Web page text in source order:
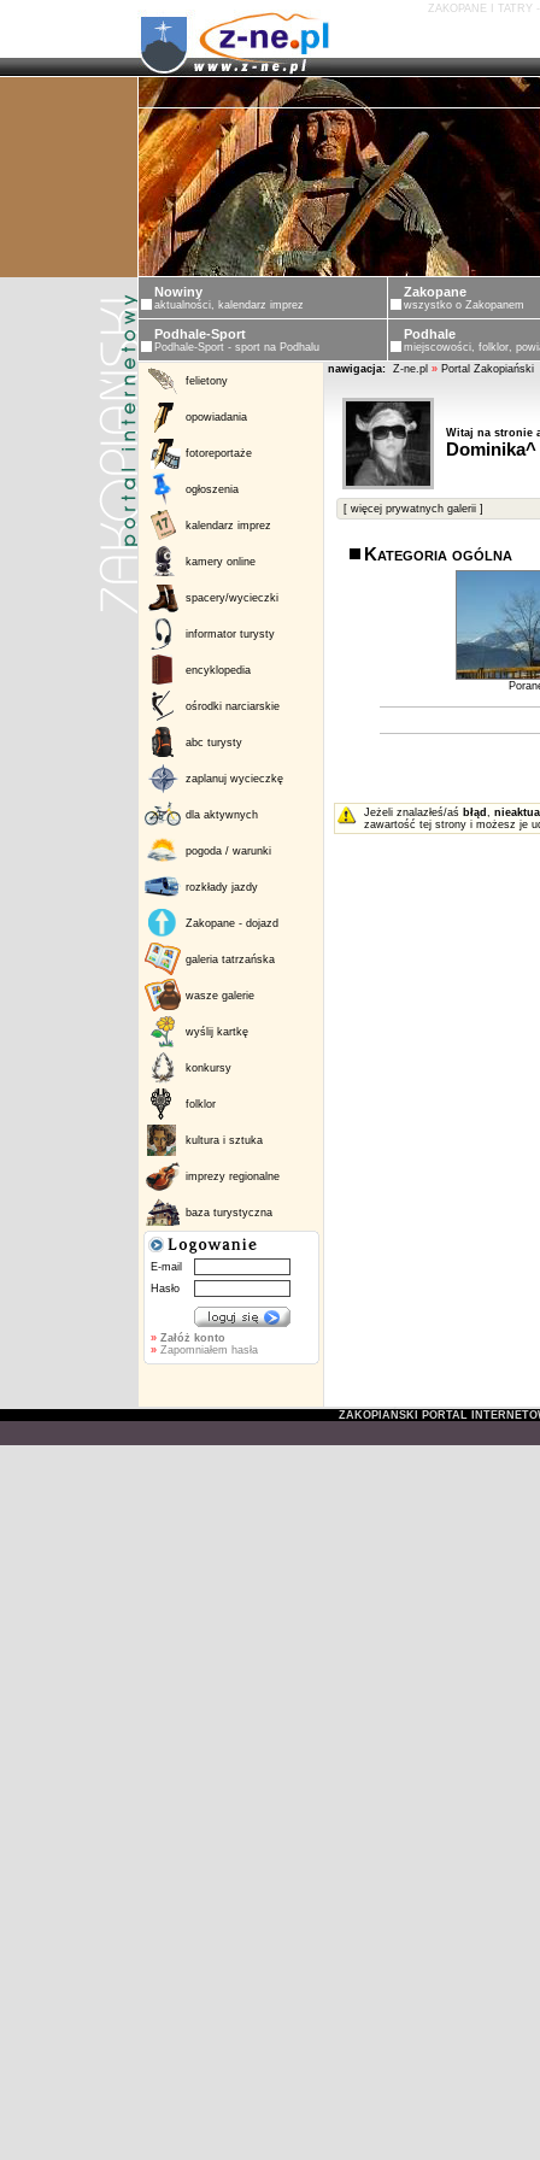
ZAKOPANE I TATRY
Nowiny
aktualności, kalendarz imprez
Zakopane
wszystko o Zakopanem
Podhale-Sport
Podhale-Sport - sport na Podhalu
Podhale
miejscowości, folklor,
felietony
opowiadania
fotoreportaże
ogłoszenia
kalendarz imprez
kamery online
spacery/wycieczki
informator turysty
encyklopedia
ośrodki narciarskie
abc turysty
zaplanuj wycieczkę
dla aktywnych
pogoda / warunki
rozkłady jazdy
Zakopane - dojazd
galeria tatrzańska
wasze galerie
wyślij kartkę
konkursy
folklor
kultura i sztuka
imprezy regionalne
baza turystyczna
E-mail
Hasło
» Załóż konto
»Zapomniałem hasła
nawigacja: Z-ne.pl » Portal Zakopiański
Witaj na stronie
Dominika^
[ więcej prywatnych galerii ]
Kategoria ogólna
Jeżeli znalazłeś/aś błąd ,
zawartość tej strony i możesz je
ZAKOPIAŃSKI PORTAL